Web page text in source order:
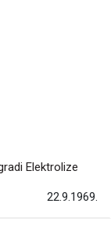
Elektrolize
22.9.1969.